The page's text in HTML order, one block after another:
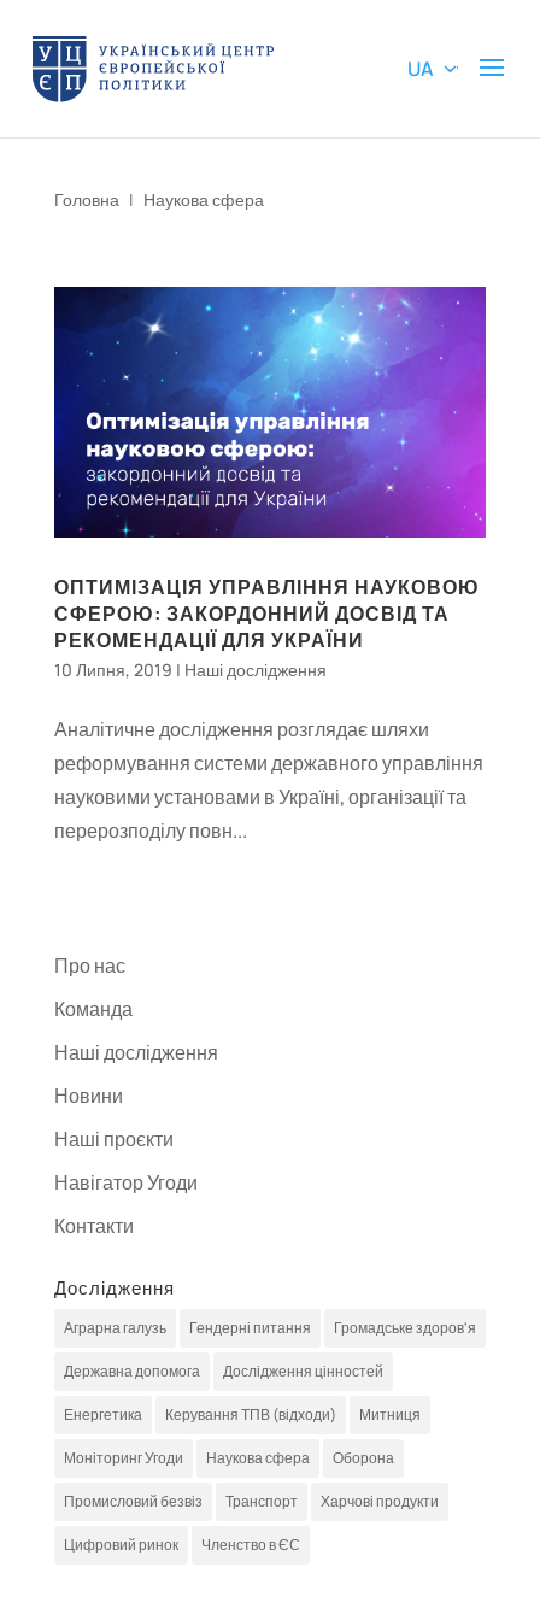
UA
Головна | Наукова сфера
ОПТИМІЗАЦІЯ УПРАВЛІННЯ НАУКОВОЮ
СФЕРОЮ: ЗАКОРДОННИЙ ДОСВІД ТА
РЕКОМЕНДАЦІЇ ДЛЯ УКРАЇНИ
10 Липня, 2019 | Наші дослідження
Аналітичне дослідження розглядає шляхи
реформування системи державного управління
науковими установами в Україні, організації та
перерозподілу повн...
Про нас
Команда
Наші дослідження
Новини
Наші проєкти
Навігатор Угоди
Контакти
Дослідження
Аграрна галузь Гендерні питання Громадське здоров'я
Державна допомога Дослідження цінностей
Енергетика Керування ТПВ (відходи) Митниця
Моніторинг Угоди Наукова сфера Оборона
Промисловий безвіз Транспорт Харчові продукти
Цифровий ринок Членство в ЄС